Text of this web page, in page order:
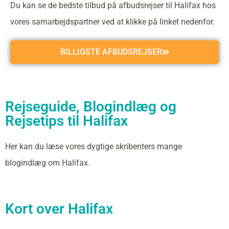
Du kan se de bedste tilbud på afbudsrejser til Halifax hos
vores samarbejdspartner ved at klikke på linket nedenfor.
BILLIGSTE AFBUDSREJSER
Rejseguide, Blogindlæg og
Rejsetips til Halifax
Her kan du læse vores dygtige skribenters mange
blogindlæg om Halifax.
Kort over Halifax